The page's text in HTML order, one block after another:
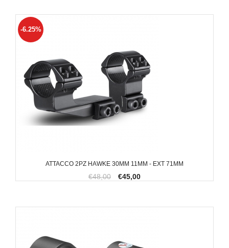
ATTACCO 2PZ HAWKE 30MM 11MM - EXT 71MM
-6.25%
€48,00 €45,00